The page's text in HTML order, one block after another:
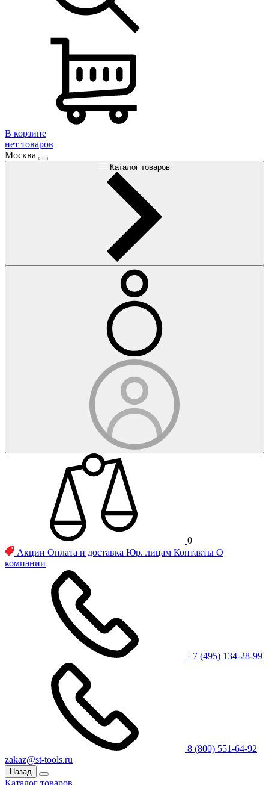
В корзине
нет товаров
Москва
Каталог товаров
0
Акции Оплата и доставка Юр. лицам Контакты О
компании
+7 (495) 134-28-99
8 (800) 551-64-92
zakaz@st-tools.ru
Назад
Каталог товаров